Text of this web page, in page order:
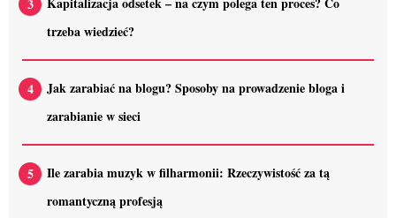
trzeba wiedzieć?
Jak zarabiać na blogu? Sposoby na prowadzenie bloga i
zarabianie w sieci
Ile zarabia muzyk w filharmonii: Rzeczywistość za tą
romantyczną profesją